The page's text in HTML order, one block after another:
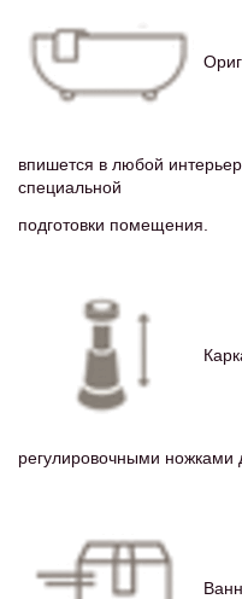
впишется в любой
специальной
подготовки помещения.
регулировочными ножками